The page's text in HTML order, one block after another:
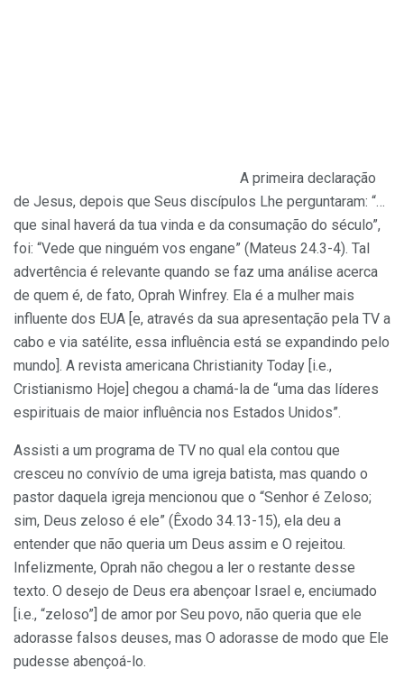
A primeira declaração
de Jesus, depois que Seus discípulos Lhe perguntaram: “…
que sinal haverá da tua vinda e da consumação do século”,
foi: “Vede que ninguém vos engane” (Mateus 24.3-4). Tal
advertência é relevante quando se faz uma análise acerca
de quem é, de fato, Oprah Winfrey. Ela é a mulher mais
influente dos EUA [e, através da sua apresentação pela TV a
cabo e via satélite, essa influência está se expandindo pelo
mundo]. A revista americana Christianity Today [i.e.,
Cristianismo Hoje] chegou a chamá-la de “uma das líderes
espirituais de maior influência nos Estados Unidos”.
Assisti a um programa de TV no qual ela contou que
cresceu no convívio de uma igreja batista, mas quando o
pastor daquela igreja mencionou que o “Senhor é Zeloso;
sim, Deus zeloso é ele” (Êxodo 34.13-15), ela deu a
entender que não queria um Deus assim e O rejeitou.
Infelizmente, Oprah não chegou a ler o restante desse
texto. O desejo de Deus era abençoar Israel e, enciumado
[i.e., “zeloso”] de amor por Seu povo, não queria que ele
adorasse falsos deuses, mas O adorasse de modo que Ele
pudesse abençoá-lo.